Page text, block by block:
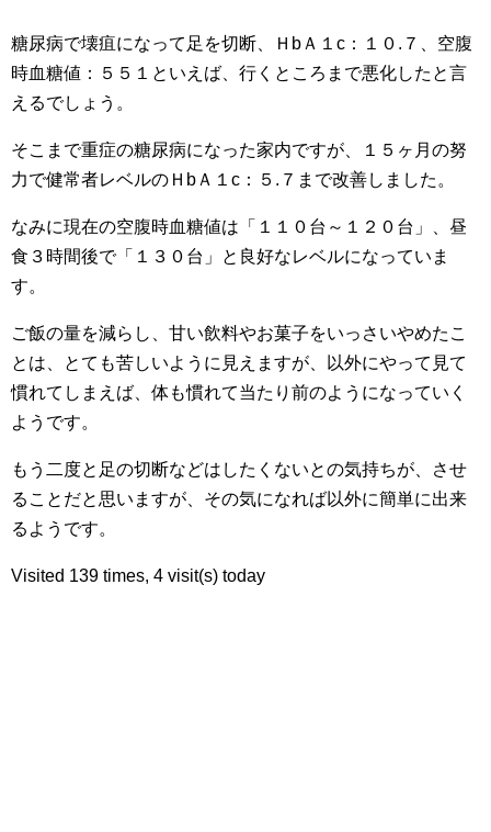
糖尿病で壊疽になって足を切断、ＨbＡ１c：１０.７、空腹
時血糖値：５５１といえば、行くところまで悪化したと言
えるでしょう。
そこまで重症の糖尿病になった家内ですが、１５ヶ月の努
力で健常者レベルのＨbＡ１c：５.７まで改善しました。
なみに現在の空腹時血糖値は「１１０台～１２０台」、昼
食３時間後で「１３０台」と良好なレベルになっていま
す。
ご飯の量を減らし、甘い飲料やお菓子をいっさいやめたこ
とは、とても苦しいように見えますが、以外にやって見て
慣れてしまえば、体も慣れて当たり前のようになっていく
ようです。
もう二度と足の切断などはしたくないとの気持ちが、させ
ることだと思いますが、その気になれば以外に簡単に出来
るようです。
Visited 139 times, 4 visit(s) today